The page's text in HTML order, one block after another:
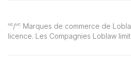
MD/MC Marques de commerce de
licence. Les Compagnies Loblaw